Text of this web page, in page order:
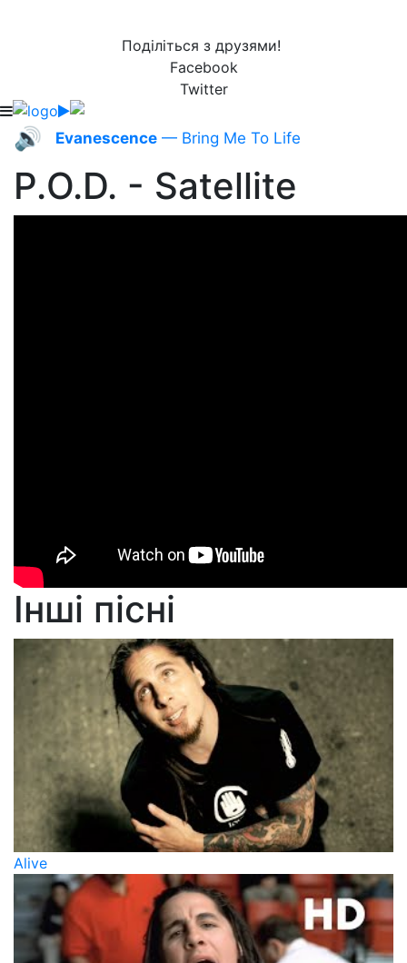
Поділіться з друзями!
Facebook
Twitter
🔊 Evanescence — Bring Me To Life
P.O.D. - Satellite
Інші пісні
Alive